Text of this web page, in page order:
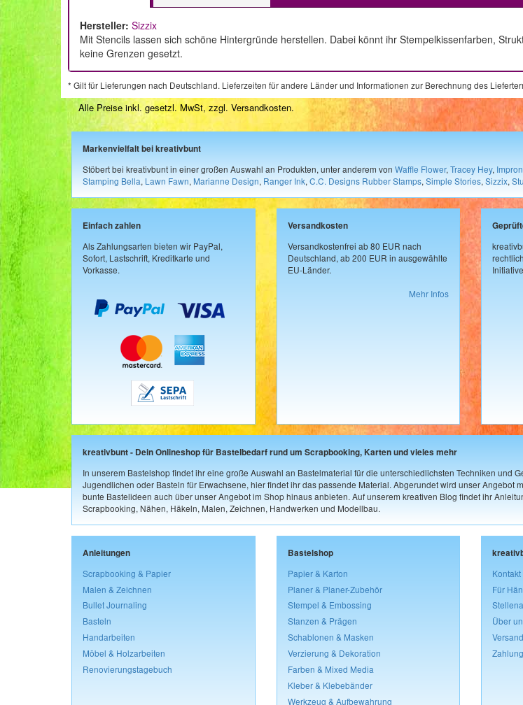
Hersteller: Sizzix
Mit Stencils lassen sich schöne Hintergründe herstellen. Dabei könnt ihr Stempelkissenfarben,
keine Grenzen gesetzt.
* Gilt für Lieferungen nach Deutschland. Lieferzeiten für andere Länder und Informationen zur Berechnung des
Alle Preise inkl. gesetzl. MwSt, zzgl. Versandkosten.
Markenvielfalt bei kreativbunt
Stöbert bei kreativbunt in einer großen Auswahl an Produkten, unter anderem von Waffle Flower, Tracey Hey,
Stamping Bella, Lawn Fawn, Marianne Design, Ranger Ink, C.C. Designs Rubber Stamps, Simple Stories, Sizzix,
Einfach zahlen
Als Zahlungsarten bieten wir PayPal,
Sofort, Lastschrift, Kreditkarte und
Vorkasse.
Versandkosten
Versandkostenfrei ab 80 EUR nach
Deutschland, ab 200 EUR in ausgewählte
EU-Länder.
Mehr Infos
kreativbunt - Dein Onlineshop für Bastelbedarf rund um Scrapbooking, Karten und vieles mehr
In unserem Bastelshop findet ihr eine große Auswahl an Bastelmaterial für die unterschiedlichsten Techniken und
Jugendlichen oder Basteln für Erwachsene, hier findet ihr das passende Material. Abgerundet wird unser
bunte Bastelideen auch über unser Angebot im Shop hinaus anbieten. Auf unserem kreativen Blog findet ihr
Scrapbooking, Nähen, Häkeln, Malen, Zeichnen, Handwerken und Modellbau.
Anleitungen
Scrapbooking & Papier
Malen & Zeichnen
Bullet Journaling
Basteln
Handarbeiten
Möbel & Holzarbeiten
Renovierungstagebuch
Bastelshop
Papier & Karton
Planer & Planer-Zubehör
Stempel & Embossing
Stanzen & Prägen
Schablonen & Masken
Verzierung & Dekoration
Farben & Mixed Media
Kleber & Klebebänder
Werkzeug & Aufbewahrung
Kontakt
Für
Über